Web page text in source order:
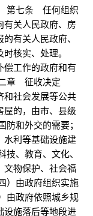
第七条 任何组织
有关人民政府、房
有关人民政府、
核实、处理。
工作的政府和有
二章 征收决定
社会发展等公共
屋的，由市、县级
和外交的需要；
利等基础设施建
、教育、文化、
文物保护、社会福
由政府组织实施
政府依照城乡规
设施落后等地段进